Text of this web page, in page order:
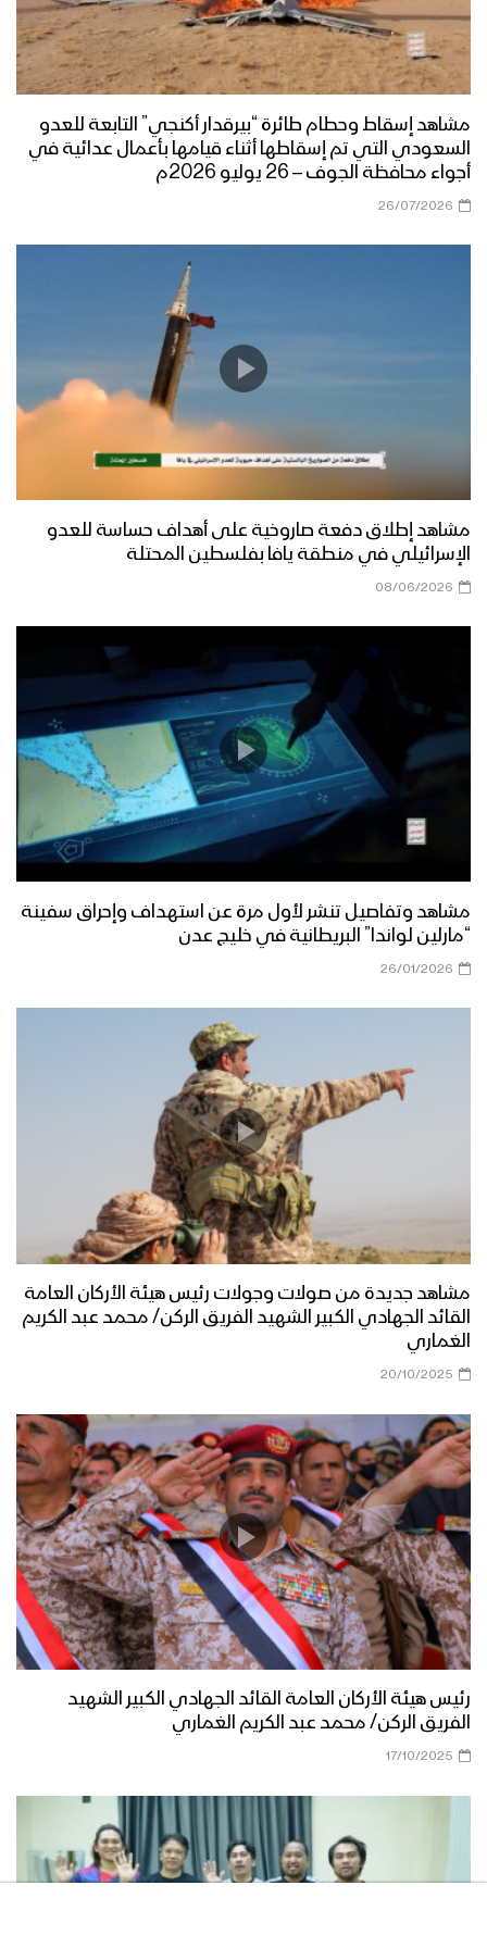
موجز مشاهد عملية النصر المبين المرحلة
الثانية “تحرير مديريتي ناطع ونعمان” في
محافظة البيضاء
المشاهد الكاملة للمرحلة الثانية من عملية
النصر المبين “تطهير مديريتي ناطع
ونعمان” بمحافظة البيضاء
النصر المبين “تطهير مديريتي ناطع
ونعمان”بمحافظة البيضاء
بيان متحدث القوات المسلحة عن المرحلة
الثانية من عملية النصر المبين “تطهير
مديريتي ناطع ونعمان”
نكال من مشاهد عملية النصر المبين لتحرير
مناطق واسعة من محافظة البيضاء –
مشاهد عملية “النصر المبين” لتحرير مناطق
إيجاز صحفي لمتحدث القوات المسلحة
للكشف عن تفاصيل عملية “النصر المبين”
في محافظة البيضاء ومشاهد موثقة من
العملية
بيان القوات المسلحة عن “عملية النصر
المبين” لتحرير عشرات المواقع في جبهات
البيضاء من العناصر التكفيرية
التكفيرية
مديرية الزاهر وعشرات المواقع في
الضحاكي والصومعة من العناصر التكفيرية
البيضاء – صد زحف واستعادة مناطق في
مديريتي الصومعة والزاهر بمحافظة
البيضاء وتكبيد العناصر التكفيرية خسائر
جرافيك – عملية تطهير قيفة
بشائر النصر – عملية تطهير قيفة من العناصر
التكفيرية القـاعــدۃ وداعـش في البيضاء
البيضاء – مشاهد جديدة لمسار تطهير يكلا
من عناصر القاعدة وداعش
فلاشة (5) من عملية تحرير قيفة من
العناصر التكفيرية – وحدة الإنتاج الفني
الإعلام الحربي 1442هـ
البيضاء – مشاهد جديدة من عملية تطهير
قيفة من العناصر التكفيرية
في يكلا وقيفة
فلاشة (4) من عملية تحرير قيفة من
العناصر التكفيرية – وحدة الإنتاج الفني
مشاهد إسقاط وحطام طائرة “بيرقدار أكنجي” التابعة للعدو
السعودي التي تم إسقاطها أثناء قيامها بأعمال عدائية في
أجواء محافظة الجوف – 26 يوليو 2026م
26/07/2026
مشاهد إطلاق دفعة صاروخية على أهداف حساسة للعدو
الإسرائيلي في منطقة يافا بفلسطين المحتلة
08/06/2026
مشاهد وتفاصيل تنشر لأول مرة عن استهداف وإحراق سفينة
“مارلين لواندا” البريطانية في خليج عدن
26/01/2026
مشاهد جديدة من صولات وجولات رئيس هيئة الأركان العامة
القائد الجهادي الكبير الشهيد الفريق الركن/ محمد عبد الكريم
الغماري
20/10/2025
رئيس هيئة الأركان العامة القائد الجهادي الكبير الشهيد
الفريق الركن/ محمد عبد الكريم الغماري
17/10/2025